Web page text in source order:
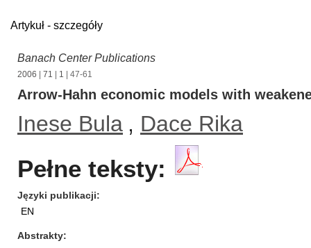
Artykuł - szczegóły
Banach Center Publications
2006 71 1 | 47-61
Arrow-Hahn economic models with
Inese Bula , Dace Rika
Pełne teksty:
Języki publikacji
EN
Abstrakty